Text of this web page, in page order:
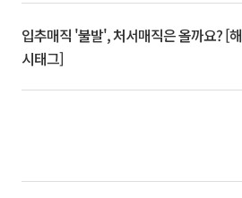
입추매직 '불발', 처서매직은 올까요? [해
시태그]